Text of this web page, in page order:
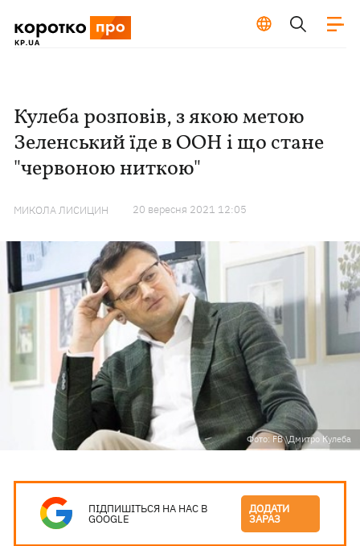
Кулеба розповів, з якою метою
Зеленський їде в ООН і що стане
"червоною ниткою"
МИКОЛА ЛИСИЦИН 20 вересня 2021 12:05
Фото: FB \Дмитро Кулеба
ПІДПИШІТЬСЯ НА НАС В
GOOGLE
ДОДАТИ
ЗАРАЗ